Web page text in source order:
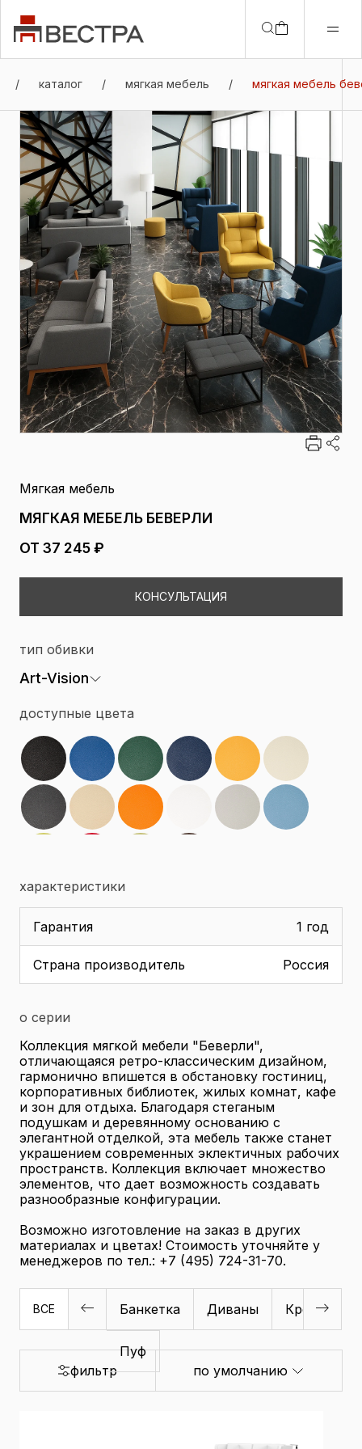
/ каталог / мягкая мебель / мягкая мебель
Мягкая мебель
МЯГКАЯ МЕБЕЛЬ БЕВЕРЛИ
ОТ 37 245 ₽
КОНСУЛЬТАЦИЯ
тип обивки
Art-Vision
доступные цвета
характеристики
Гарантия 1 год
Страна производитель Россия
о серии
Коллекция мягкой мебели "Беверли",
отличающаяся ретро-классическим дизайном,
гармонично впишется в обстановку гостиниц,
корпоративных библиотек, жилых комнат, кафе
и зон для отдыха. Благодаря стеганым
подушкам и деревянному основанию с
элегантной отделкой, эта мебель также станет
украшением современных эклектичных рабочих
пространств. Коллекция включает множество
элементов, что дает возможность создавать
разнообразные конфигурации.
Возможно изготовление на заказ в других
материалах и цветах! Стоимость уточняйте у
менеджеров по тел.: +7 (495) 724-31-70.
ВСЕ Банкетка Диваны Кресла
Пуф
фильтр
по умолчанию